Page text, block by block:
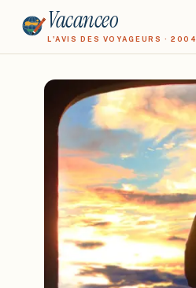
Vacanceo
L'AVIS DES VOYAGEURS · 2004